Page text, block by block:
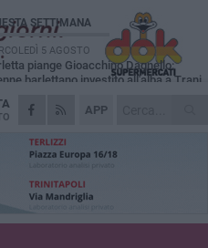
APP
SETTIMANA
5 AGOSTO
piange Gioacchino Dagnello:
barlettano investito all'alba a Trani
6 AGOSTO
di "Cecco", il benzinaio col
pensione»
5 AGOSTO
nell'area dell'evento
2 AGOSTO
confiscati alla mafia. Nasce il servizio